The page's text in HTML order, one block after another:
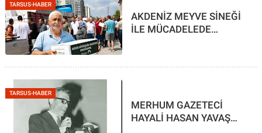
TARSUS-HABER
AKDENİZ MEYVE SİNEĞİ
İLE MÜCADELEDE
TARSUS-HABER
MERHUM GAZETECİ
HAYALİ HASAN YAVAŞ